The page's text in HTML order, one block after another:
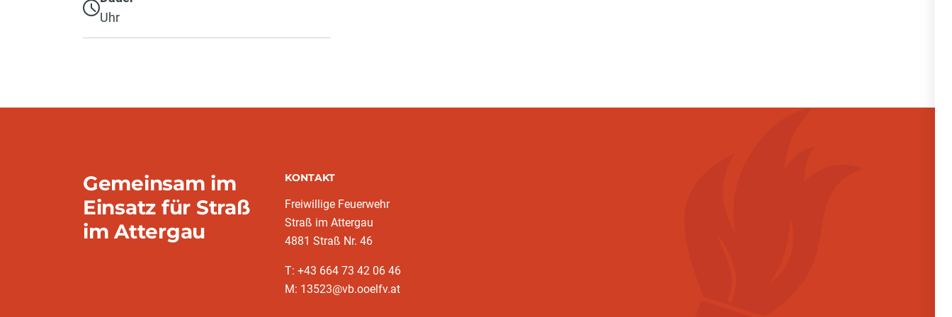
Uhr
Gemeinsam im
Einsatz für Straß
im Attergau
KONTAKT
Freiwillige Feuerwehr
Straß im Attergau
4881 Straß Nr. 46
T: +43 664 73 42 06 46
M: 13523@vb.ooelfv.at